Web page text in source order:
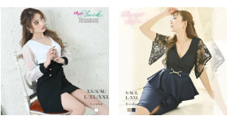
あす楽
ワンピ あす楽 送料無料